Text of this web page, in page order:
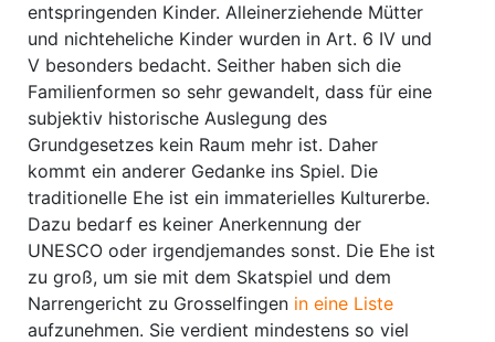
entspringenden Kinder. Alleinerziehende Mütter
und nichteheliche Kinder wurden in Art. 6 IV und
V besonders bedacht. Seither haben sich die
Familienformen so sehr gewandelt, dass für eine
subjektiv historische Auslegung des
Grundgesetzes kein Raum mehr ist. Daher
kommt ein anderer Gedanke ins Spiel. Die
traditionelle Ehe ist ein immaterielles Kulturerbe.
Dazu bedarf es keiner Anerkennung der
UNESCO oder irgendjemandes sonst. Die Ehe ist
zu groß, um sie mit dem Skatspiel und dem
Narrengericht zu Grosselfingen in eine Liste
aufzunehmen. Sie verdient mindestens so viel